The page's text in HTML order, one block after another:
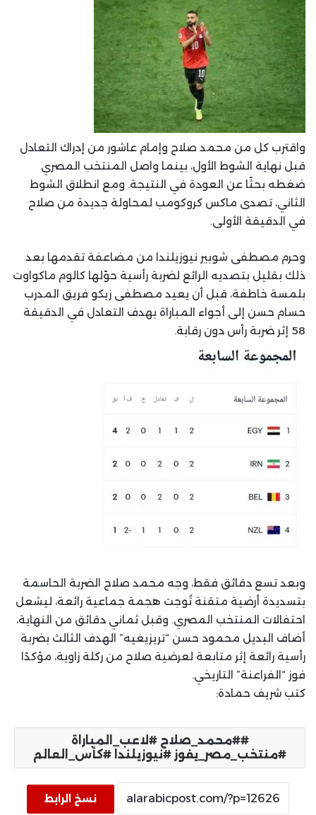
واقترب كل من محمد صلاح وإمام عاشور من إدراك التعادل
قبل نهاية الشوط الأول، بينما واصل المنتخب المصري
ضغطه بحثًا عن العودة في النتيجة. ومع انطلاق الشوط
الثاني، تصدى ماكس كروكومب لمحاولة جديدة من صلاح
في الدقيقة الأولى.
وحرم مصطفى شوبير نيوزيلندا من مضاعفة تقدمها بعد
ذلك بقليل بتصديه الرائع لضربة رأسية حوّلها كالوم ماكواوت
بلمسة خاطفة، قبل أن يعيد مصطفى زيكو فريق المدرب
حسام حسن إلى أجواء المباراة بهدف التعادل في الدقيقة
58 إثر ضربة رأس دون رقابة.
وبعد تسع دقائق فقط، وجه محمد صلاح الضربة الحاسمة
بتسديدة أرضية متقنة تُوجت هجمة جماعية رائعة، ليشعل
احتفالات المنتخب المصري. وقبل ثماني دقائق من النهاية،
أضاف البديل محمود حسن “تريزيغيه” الهدف الثالث بضربة
رأسية رائعة إثر متابعة لعرضية صلاح من ركلة زاوية، مؤكدًا
فوز “الفراعنة” التاريخي.
كتب شريف حمادة:
#محمد_صلاح #لاعب_المباراة
#منتخب_مصر_يفوز #نيوزيلندا #كأس_العالم
نسخ الرابط